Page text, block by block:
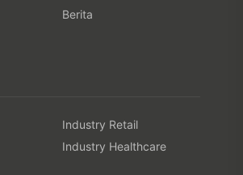
Berita
Industry Retail
Industry Healthcare